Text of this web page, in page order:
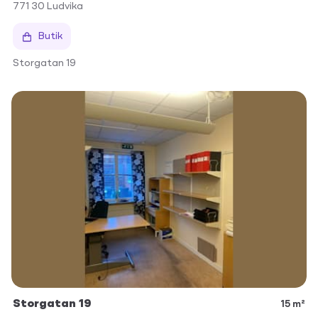
771 30 Ludvika
Butik
Storgatan 19
Storgatan 19
15 m²